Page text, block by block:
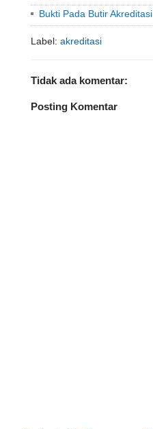
Bukti Pada Butir Akreditasi
Label:akreditasi
Tidak ada komentar:
Posting Komentar